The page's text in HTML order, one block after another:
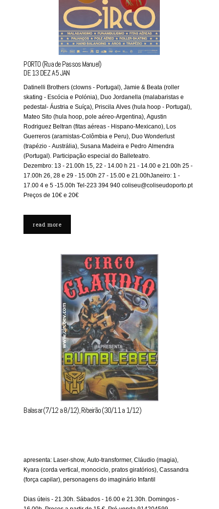
PORTO (Rua de Passos Manuel)
DE 13 DEZ A 5 JAN
Datinelli Brothers (clowns - Portugal), Jamie & Beata (roller
skating - Escócia e Polónia), Duo Jordanella (malabaristas e
pedestal- Áustria e Suíça), Priscila Alves (hula hoop - Portugal),
Mateo Sito (hula hoop, pole aéreo-Argentina), Agustin
Rodriguez Beltran (fitas aéreas - Hispano-Mexicano), Los
Guerreros (aramistas-Colômbia e Peru), Duo Wonderlust
(trapézio - Austrália), Susana Madeira e Pedro Almendra
(Portugal). Participação especial do Balleteatro.
Dezembro: 13 - 21.00h 15, 22 - 14.00 h 21 - 14.00 e 21.00h 25 -
17.00h 26, 28 e 29 - 15.00h 27 - 15.00 e 21.00hJaneiro: 1 -
17.00 4 e 5 -15.00h Tel-223 394 940 coliseu@coliseudoporto.pt
Preços de 10€ e 20€
read more
Balasar (7/12 a 8/12), Ribeirão (30/11 a 1/12)
apresenta: Laser-show, Auto-transformer, Cláudio (magia),
Kyara (corda vertical, monociclo, pratos giratórios), Cassandra
(força capilar), personagens do imaginário Infantil
Dias úteis - 21.30h. Sábados - 16.00 e 21.30h. Domingos -